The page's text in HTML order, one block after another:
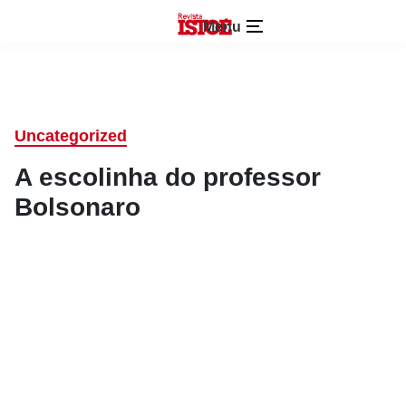
Menu
Uncategorized
A escolinha do professor
Bolsonaro